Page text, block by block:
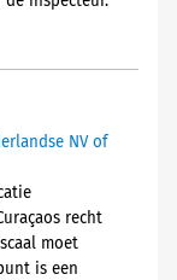
NV of
recht
moet
is een